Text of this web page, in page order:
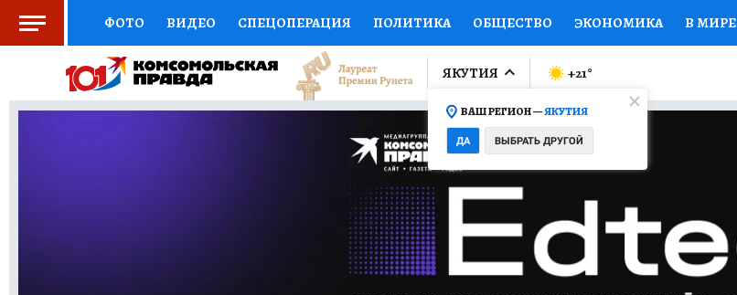
ФОТО ВИДЕО СПЕЦОПЕРАЦИЯ ПОЛИТИКА ОБЩЕСТВО ЭКОНОМИКА В МИРЕ
СОЦПОДДЕРЖКА НАУКА СПОРТ КОЛУМНИСТЫ ПРОИСШЕСТВИЯ
ВЫБОР ЭКСПЕРТОВ ДОКТОР ФИНАНСЫ ОТКРЫВАЕМ МИР Я ЗНАЮ СЕМЬЯ
ПРОГНОЗЫ НА СПОРТ ПРОМОКОДЫ СЕРИАЛЫ
ТЕЛЕВИЗОР КОЛЛЕКЦИИ КОНКУРСЫ
НОВОЕ НА САЙТЕ
ЯКУТИЯ
ВАШ РЕГИОН —ЯКУТИЯ
ДА ВЫБРАТЬ ДРУГОЙ
+21°